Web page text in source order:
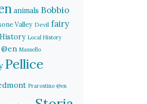
animals Bobbio
Valley Devil fairy
History Local History
Massello
Pellice
Prarostino @en